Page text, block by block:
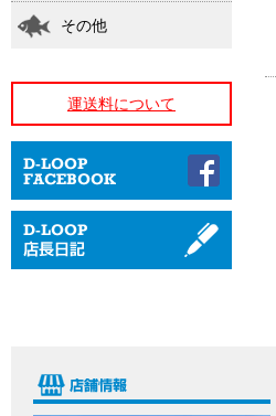
その他
運送料について